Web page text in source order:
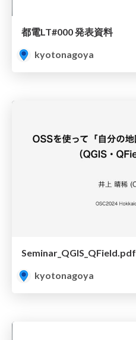
都電LT#000 発表資料
kyotonagoya
Seminar_QGIS_QField.pdf
kyotonagoya